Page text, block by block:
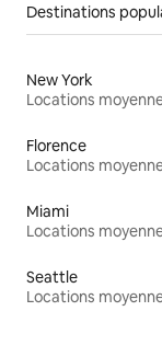
Destinations
New York
Florence
Miami
Seattle